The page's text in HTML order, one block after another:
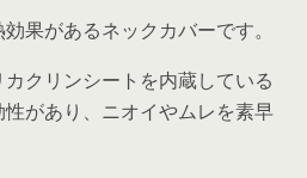
果があるネックカバーです。
クリンシートを内蔵している
があり、ニオイやムレを素早